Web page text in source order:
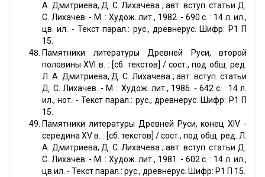
А. Дмитриева, Д. С. Лихачева ; авт. вступ. статьи Д.
С. Лихачев. - М. : Худож. лит., 1982. - 690 с. : 14 л. ил.,
цв. ил. - Текст парал.: рус., древнерус. Шифр: Р1 П
15.
Памятники литературы Древней Руси, второй
половины XVI в. : [сб. текстов] / сост., под общ. ред.
Л. А. Дмитриева, Д. С. Лихачева ; авт. вступ. статьи
Д. С. Лихачев. - М. : Худож. лит., 1986. - 642 с. : 14 л.
ил., нот. - Текст парал.: рус., древнерус. Шифр: Р1 П
15.
Памятники литературы Древней Руси, конец XIV -
середина XV в. : [сб. текстов] / сост., под общ. ред. Л.
А. Дмитриева, Д. С. Лихачева ; авт. вступ. статьи Д.
С. Лихачев. - М. : Худож. лит., 1981. - 602 с. : 14 л. ил.,
цв.ил. - Текст парал.: рус., древнерус. Шифр: Р1 П 15.